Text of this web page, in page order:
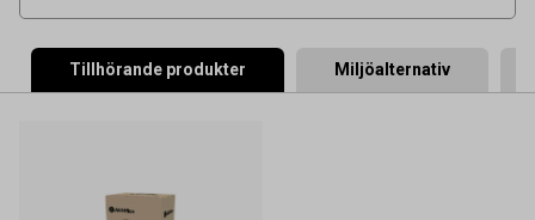
Tillhörande produkter Miljöalternativ